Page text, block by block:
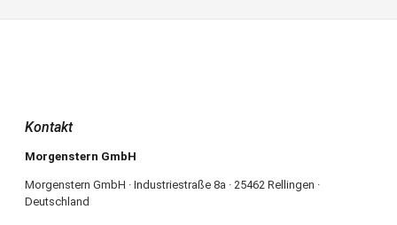
Kontakt
Morgenstern GmbH
Morgenstern GmbH · Industriestraße 8a · 25462 Rellingen ·
Deutschland